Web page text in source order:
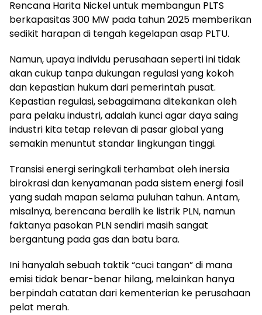
Rencana Harita Nickel untuk membangun PLTS
berkapasitas 300 MW pada tahun 2025 memberikan
sedikit harapan di tengah kegelapan asap PLTU.
Namun, upaya individu perusahaan seperti ini tidak
akan cukup tanpa dukungan regulasi yang kokoh
dan kepastian hukum dari pemerintah pusat.
Kepastian regulasi, sebagaimana ditekankan oleh
para pelaku industri, adalah kunci agar daya saing
industri kita tetap relevan di pasar global yang
semakin menuntut standar lingkungan tinggi.
Transisi energi seringkali terhambat oleh inersia
birokrasi dan kenyamanan pada sistem energi fosil
yang sudah mapan selama puluhan tahun. Antam,
misalnya, berencana beralih ke listrik PLN, namun
faktanya pasokan PLN sendiri masih sangat
bergantung pada gas dan batu bara.
Ini hanyalah sebuah taktik “cuci tangan” di mana
emisi tidak benar-benar hilang, melainkan hanya
berpindah catatan dari kementerian ke perusahaan
pelat merah.